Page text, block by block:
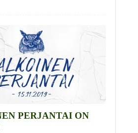
PERJANTAI ON